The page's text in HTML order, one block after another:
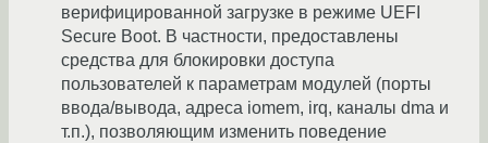
верифицированной загрузке в режиме UEFI
Secure Boot. В частности, предоставлены
средства для блокировки доступа
пользователей к параметрам модулей (порты
ввода/вывода, адреса iomem, irq, каналы dma и
т.п.), позволяющим изменить поведение